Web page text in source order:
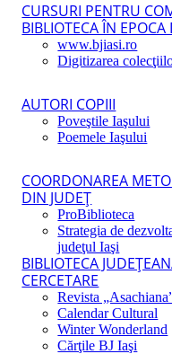
CURSURI PENTRU
BIBLIOTECA ÎN EPOCA
www.bjiasi.ro
Digitizarea
AUTORI COPIII
Poveştile Iaşului
Poemele Iaşului
COORDONAREA
DIN JUDEŢ
ProBiblioteca
Strategia de
judeţul Iaşi
BIBLIOTECA
CERCETARE
Revista
Calendar Cultural
Winter Wonderland
Cărţile BJ Iaşi